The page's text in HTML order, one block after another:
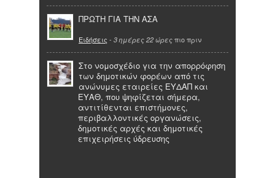
ΠΡΩΤΗ ΓΙΑ ΤΗΝ ΑΣΑ
Ειδήσεις - 3 ημέρες 22 ώρες πιο πριν
Στο νομοσχέδιο για την απορρόφηση
των δημοτικών φορέων από τις
ανώνυμες εταιρείες ΕΥΔΑΠ και
ΕΥΑΘ, που ψηφίζεται σήμερα,
αντιτίθενται επιστήμονες,
περιβαλλοντικές οργανώσεις,
δημοτικές αρχές και δημοτικές
επιχειρήσεις ύδρευσης